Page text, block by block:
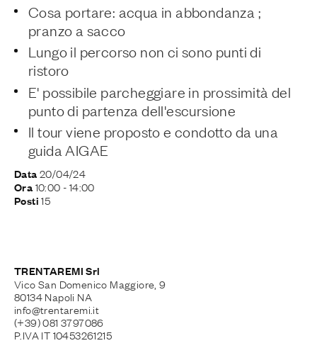
Cosa portare: acqua in abbondanza ;
pranzo a sacco
Lungo il percorso non ci sono punti di
ristoro
E' possibile parcheggiare in prossimità del
punto di partenza dell'escursione
Il tour viene proposto e condotto da una
guida AIGAE
Data20/04/24
Ora10:00 - 14:00
Posti15
TRENTAREMI Srl
Vico San Domenico Maggiore, 9
80134 Napoli NA
info@trentaremi.it
(+39) 081 3797086
P.IVA IT 10453261215